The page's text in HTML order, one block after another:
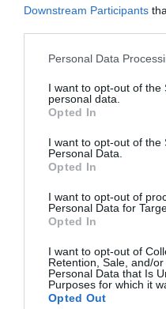
Downstream Participants
Please note that this
not limited to your visit or
grant or deny consent to
use your data for below
consent section.
Personal Data
I want to opt-out of the
personal data.
Opted In
I want to opt-out of the
Personal Data.
Opted In
I want to opt-out of
Personal Data for
Opted In
I want to opt-out of
Retention, Sale, and/
Personal Data that Is
Purposes for which it
Opted Out
Μονής Πετράκη 5
210 7297985
Περιφερειακή οδός
Μυκόνου (δίπλα στο ΙΚΑ)